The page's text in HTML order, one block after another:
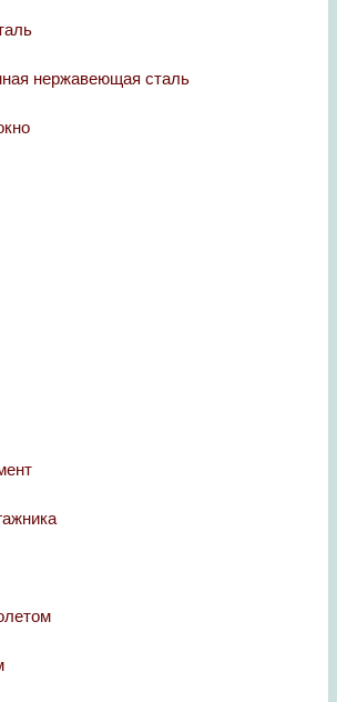
нержавеющая сталь